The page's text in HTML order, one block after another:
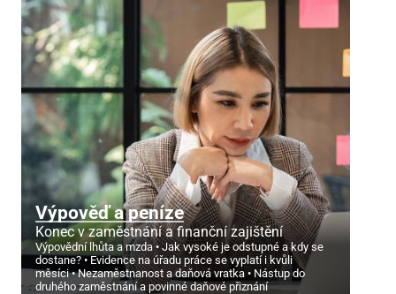
Výpověď a peníze
Konec v zaměstnání a finanční zajištění
Výpovědní lhůta a mzda
Jak vysoké je odstupné a kdy se
dostane?
Evidence na úřadu práce se vyplatí i kvůli
měsíci
Nezaměstnanost a daňová vratka
Nástup do
druhého zaměstnání a povinné daňové přiznání